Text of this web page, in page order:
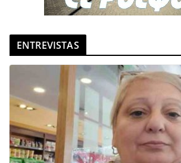
ENTREVISTAS